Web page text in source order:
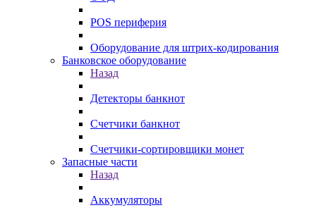
POS периферия
Оборудование для штрих-кодирования
Банковское оборудование
Назад
Детекторы банкнот
Счетчики банкнот
Счетчики-сортировщики монет
Запасные части
Назад
Аккумуляторы